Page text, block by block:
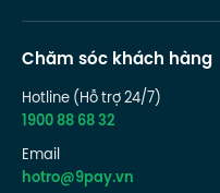
Chăm sóc khách hàng
Hotline (Hỗ trợ 24/7)
1900 88 68 32
Email
hotro@9pay.vn